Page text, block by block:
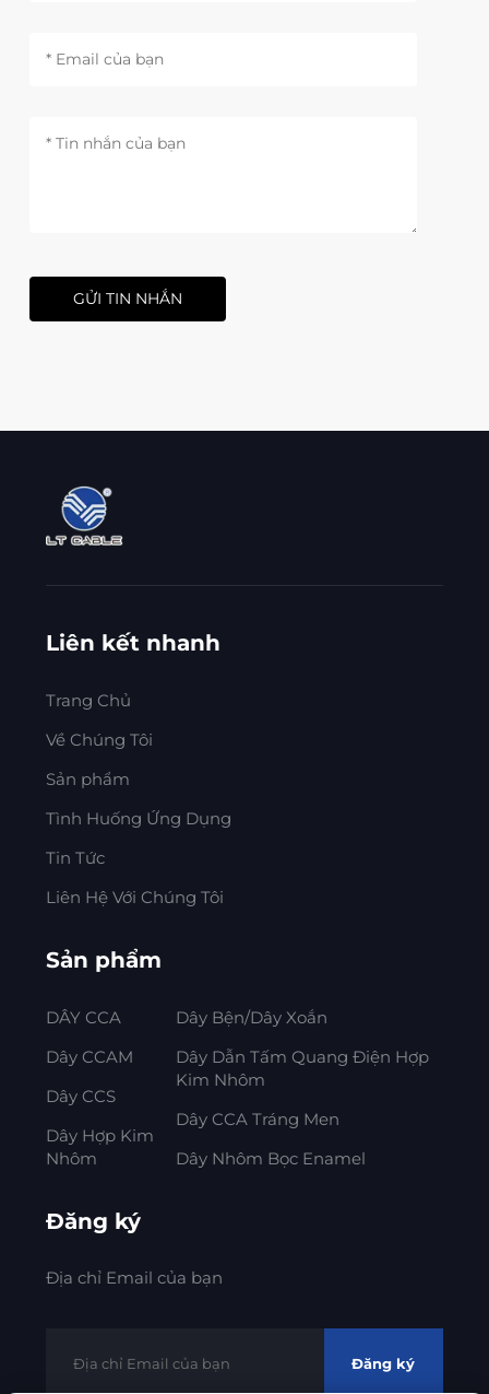
GỬI TIN NHẮN
Liên kết nhanh
Trang Chủ
Về Chúng Tôi
Sản phẩm
Tình Huống Ứng Dụng
Tin Tức
Liên Hệ Với Chúng Tôi
Sản phẩm
DÂY CCA
Dây CCAM
Dây CCS
Dây Hợp Kim
Nhôm
Dây Bện/Dây Xoắn
Dây Dẫn Tấm Quang Điện Hợp
Kim Nhôm
Dây CCA Tráng Men
Dây Nhôm Bọc Enamel
Đăng ký
Địa chỉ Email của bạn
Đăng ký